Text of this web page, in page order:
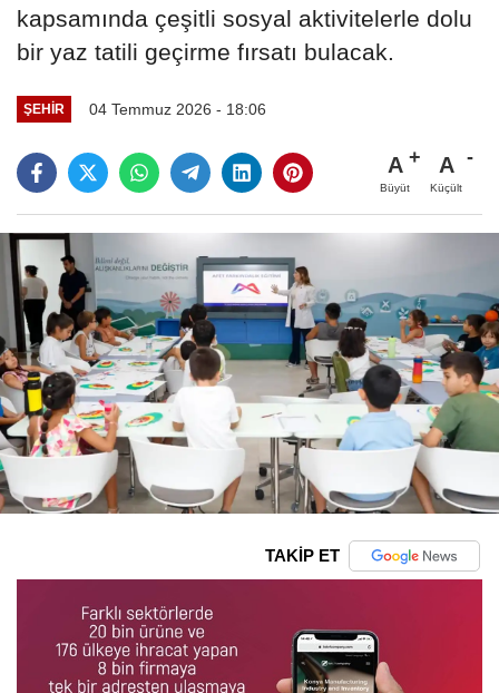
kapsamında çeşitli sosyal aktivitelerle dolu
bir yaz tatili geçirme fırsatı bulacak.
ŞEHIR 04 Temmuz 2026 - 18:06
A
Büyüt
A
Küçült
TAKİP ET